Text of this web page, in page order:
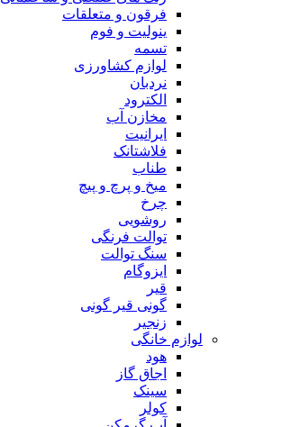
فرقون و متعلقات
ینولیت و فوم
تسمه
لوازم کشاورزی
نردبان
الکترود
مخازن آب
ایرانیت
فلاشتانک
طناب
میخ و پرچ و پیچ
چرخ
روشویی
توالت فرنگی
سنگ توالت
ایزوگام
قیر
گونی قیر گونی
زنجیر
لوازم خانگی
هود
اجاق گاز
سینک
کولر